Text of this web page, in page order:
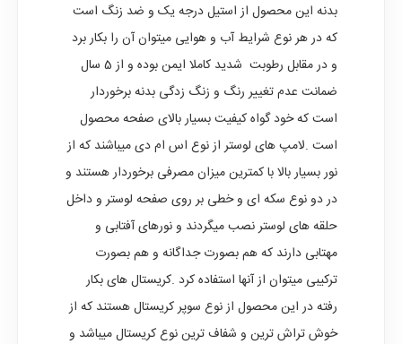
بدنه این محصول از استیل درجه یک و ضد زنگ است
که در هر نوع شرایط آب و هوایی میتوان آن را بکار برد
و در مقابل رطوبت شدید کاملا ایمن بوده و از 5 سال
ضمانت عدم تغییر رنگ و زنگ زدگی بدنه برخوردار
است که خود گواه کیفیت بسیار بالای صفحه محصول
است .لامپ های لوستر از نوع اس ام دی میباشند که از
نور بسیار بالا با کمترین میزان مصرفی برخوردار هستند و
در دو نوع سکه ای و خطی بر روی صفحه لوستر و داخل
حلقه های لوستر نصب میگردند و نورهای آفتابی و
مهتابی دارند که هم بصورت جداگانه و هم بصورت
ترکیبی میتوان از آنها استفاده کرد .کریستال های بکار
رفته در این محصول از نوع سوپر کریستال هستند که از
خوش تراش ترین و شفاف ترین نوع کریستال میباشد و